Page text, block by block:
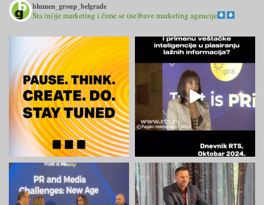
blumen_group_belgrade
Šta (ni)je marketing i čime se (ne)bave marketing agencije